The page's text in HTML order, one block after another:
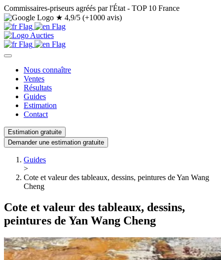
Commissaires-priseurs agréés par l'État - TOP 10 France
★ 4,9/5 (+1000 avis)
Nous connaître
Ventes
Résultats
Guides
Estimation
Contact
Estimation gratuite
Demander une estimation gratuite
Guides
>
Cote et valeur des tableaux, dessins, peintures de Yan Wang
Cheng
Cote et valeur des tableaux, dessins,
peintures de Yan Wang Cheng